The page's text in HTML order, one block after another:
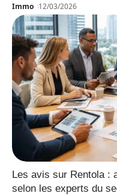
Immo 12/03/2026
Les avis sur Rentola :
selon les experts du